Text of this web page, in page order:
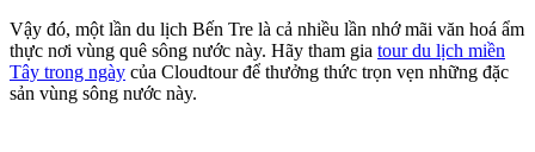
Vậy đó, một lần du lịch Bến Tre là cả nhiều lần nhớ mãi văn hoá ẩm
thực nơi vùng quê sông nước này. Hãy tham gia tour du lịch miền
Tây trong ngày của Cloudtour để thưởng thức trọn vẹn những đặc
sản vùng sông nước này.